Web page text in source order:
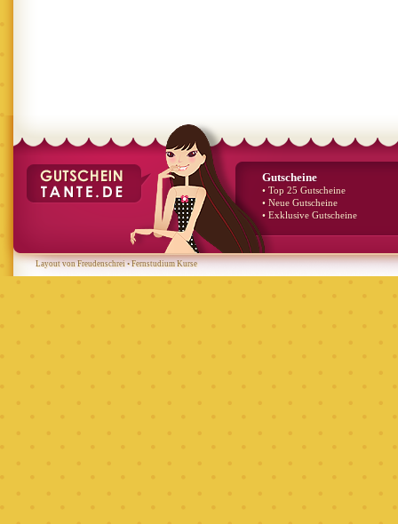
Gutscheine
• Top 25 Gutscheine
• Neue Gutscheine
• Exklusive Gutscheine
Layout von Freudenschrei•Fernstudium Kurse